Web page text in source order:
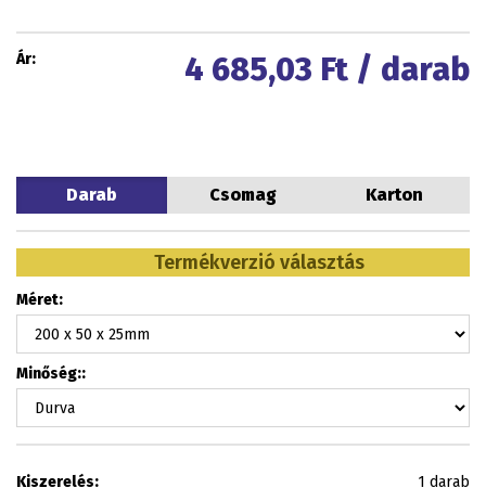
Ár: 4 685,03 Ft / darab
Darab Csomag Karton
Termékverzió választás
Méret:
Minőség::
Kiszerelés: 1 darab